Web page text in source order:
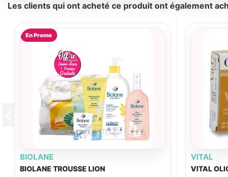
Les clients qui ont acheté ce produit ont également
En Promo
BIOLANE
BIOLANE TROUSSE LION
VITAL
VITAL